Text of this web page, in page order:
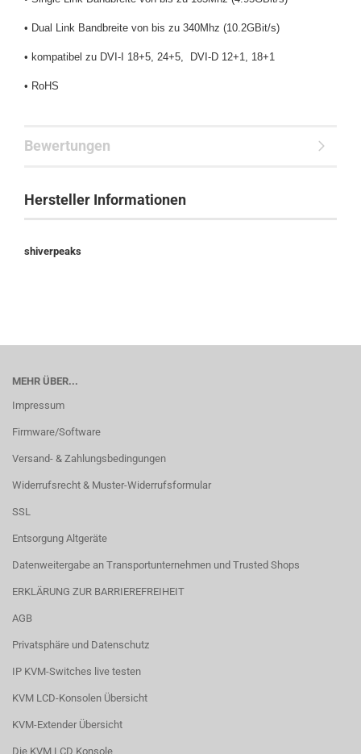
• Dual Link Bandbreite von bis zu 340Mhz (10.2GBit/s)
• kompatibel zu DVI-I 18+5, 24+5, DVI-D 12+1, 18+1
• RoHS
Bewertungen
Hersteller Informationen
shiverpeaks
MEHR ÜBER...
Impressum
Firmware/Software
Versand- & Zahlungsbedingungen
Widerrufsrecht & Muster-Widerrufsformular
SSL
Entsorgung Altgeräte
Datenweitergabe an Transportunternehmen und Trusted Shops
ERKLÄRUNG ZUR BARRIEREFREIHEIT
AGB
Privatsphäre und Datenschutz
IP KVM-Switches live testen
KVM LCD-Konsolen Übersicht
KVM-Extender Übersicht
Die KVM LCD Konsole